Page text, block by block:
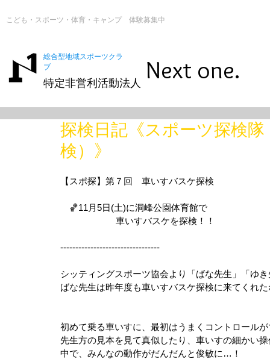
こども・スポーツ・体育・キャンプ 体験募集中
総合型地域スポーツクラ
ブ
特定非営利活動法人 Next one.
探検日記《スポーツ探検
検）》
【スポ探】第７回　車いすバスケ探検
🏀11月5日(土)に洞峰公園体育館で
                       車いすバスケを探検！！
---------------------------------
シッティングスポーツ協会より「ばな先生」「ゆ
ばな先生は昨年度も車いすバスケ探検に来てくれ
初めて乗る車いすに、最初はうまくコントロール
先生方の見本を見て真似したり、車いすの細かい
中で、みんなの動作がだんだんと俊敏に…！